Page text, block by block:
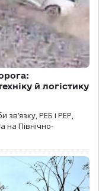
й логістику
зв’язку, РЕБ і РЕР,
на Північно-